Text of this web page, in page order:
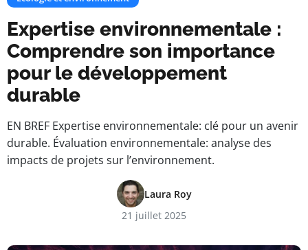
Expertise environnementale :
Comprendre son importance
pour le développement
durable
EN BREF Expertise environnementale: clé pour un avenir
durable. Évaluation environnementale: analyse des
impacts de projets sur l’environnement.
Laura Roy
21 juillet 2025